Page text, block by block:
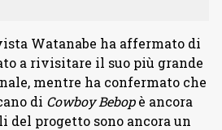
Watanabe ha affermato di
a rivisitare il suo più grande
mentre ha confermato che
di Cowboy Bebopè ancora
del progetto sono ancora un